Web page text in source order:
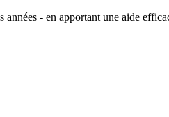
- en apportant une aide